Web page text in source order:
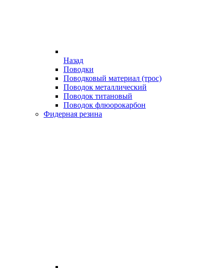
Назад
Поводки
Поводковый материал (трос)
Поводок металлический
Поводок титановый
Поводок флюорокарбон
Фидерная резина